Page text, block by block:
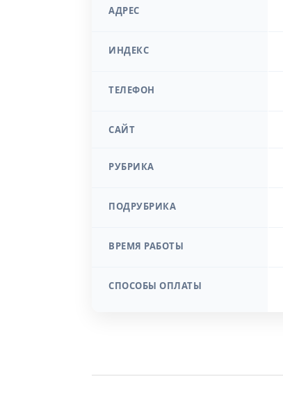
АДРЕС
ИНДЕКС
ТЕЛЕФОН
САЙТ
РУБРИКА
ПОДРУБРИКА
ВРЕМЯ РАБОТЫ
СПОСОБЫ ОПЛАТЫ